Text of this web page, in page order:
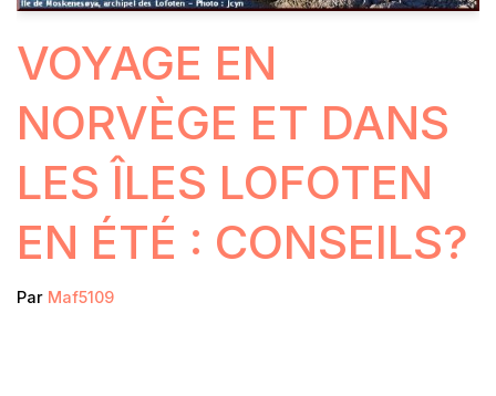
VOYAGE EN
NORVÈGE ET DANS
LES ÎLES LOFOTEN
EN ÉTÉ : CONSEILS?
Par Maf5109